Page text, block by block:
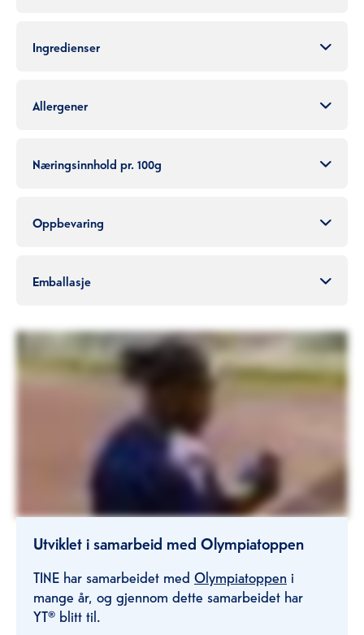
Ingredienser
Allergener
Næringsinnhold pr. 100g
Oppbevaring
Emballasje
Utviklet i samarbeid med Olympiatoppen
TINE har samarbeidet med Olympiatoppen i
mange år, og gjennom dette samarbeidet har
YT® blitt til.